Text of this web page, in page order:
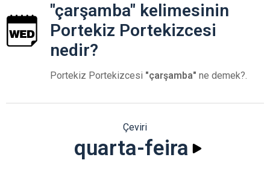
"çarşamba" kelimesinin
Portekiz Portekizcesi
nedir?
Portekiz Portekizcesi "çarşamba" ne demek?.
Çeviri
quarta-feira